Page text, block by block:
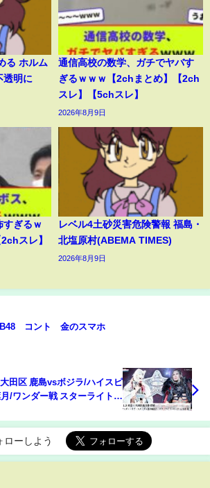
る ホルム
透明に
通信高校の数学、ガチでヤバす
ぎるｗｗｗ【2chまとめ】【2ch
スレ】【5chスレ】
2026年8月9日
すぎるｗ
スレ】
レベル4土砂災害危険警報 福島・
北塩原村(ABEMA TIMES)
2026年8月9日
コント 金のスマホ
田区 鹿島vsボジラ/ハイスピ
/ワンダー戦 スターライト・
#310【STARDOM】
ローしよう